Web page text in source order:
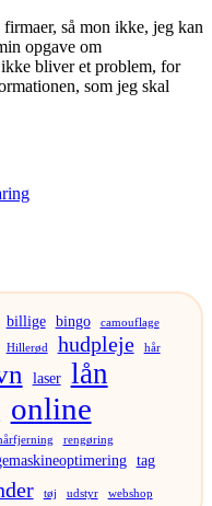
så mon ikke, jeg kan
opgave om
bliver et problem, for
som jeg skal
billige bingo camouflage
Hillerød hudpleje hår
laser lån
online
rengøring
tag
tøj udstyr webshop